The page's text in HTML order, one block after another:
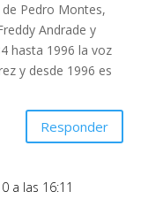
Pedro Montes,
Andrade y
hasta 1996 la voz
y desde 1996 es
Responder
a las 16:11